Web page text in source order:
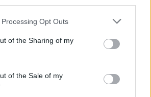
Opt Outs
of the Sharing of my
of the Sale of my
rekordinis stirninas
praėjusio medžioklės